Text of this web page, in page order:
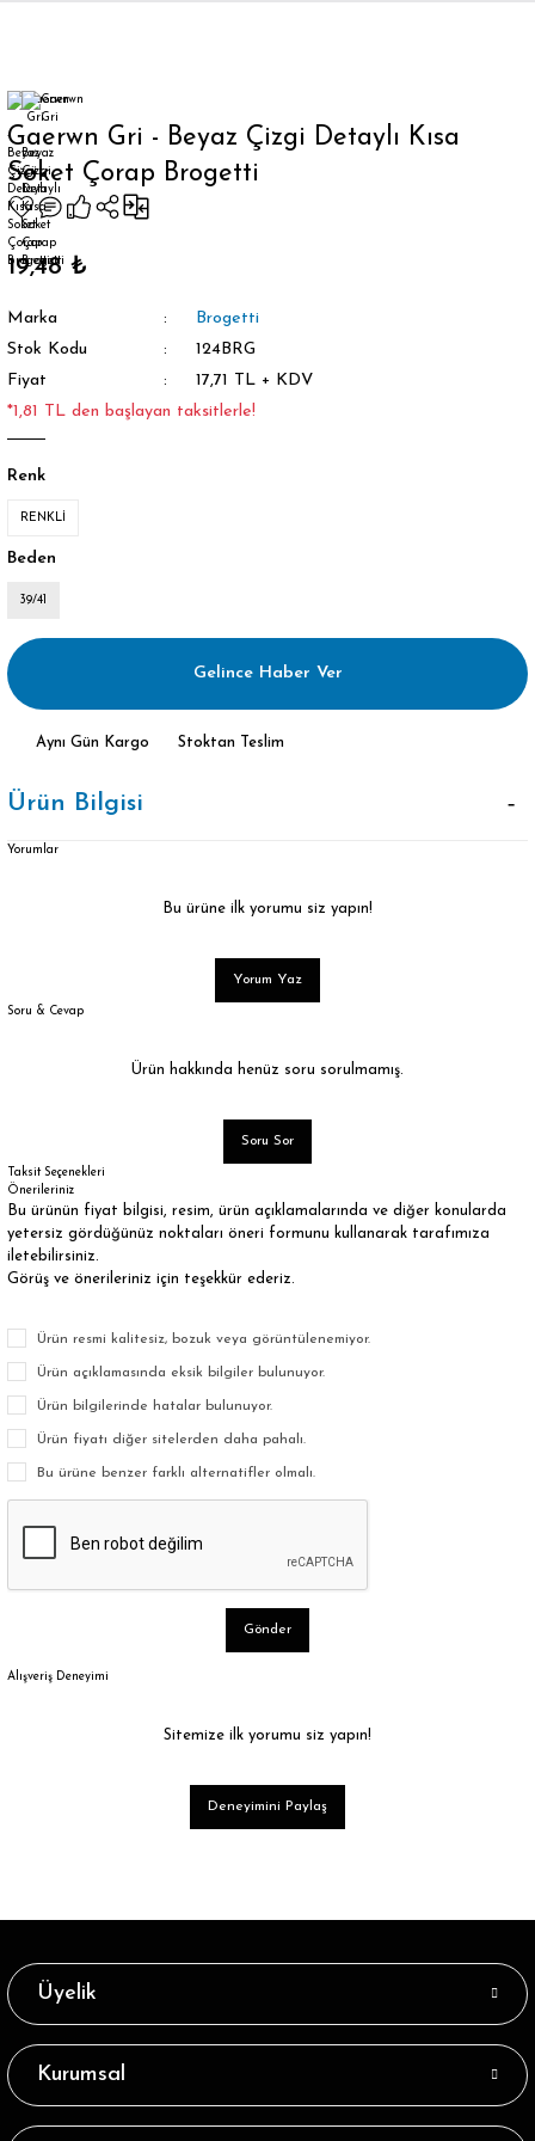
Gaerwn Gri - Beyaz Çizgi Detaylı Kısa
Soket Çorap Brogetti
19,48 ₺
Marka
Brogetti
Stok Kodu
124BRG
Fiyat
17,71 TL + KDV
*1,81 TL den başlayan taksitlerle!
Renk
RENKLİ
Beden
39/41
Gelince Haber Ver
Aynı Gün Kargo Stoktan Teslim
Ürün Bilgisi
Yorumlar
Bu ürüne ilk yorumu siz yapın!
Yorum Yaz
Soru & Cevap
Ürün hakkında henüz soru sorulmamış.
Soru Sor
Taksit Seçenekleri
Önerileriniz
Bu ürünün fiyat bilgisi, resim, ürün açıklamalarında ve diğer konularda
yetersiz gördüğünüz noktaları öneri formunu kullanarak tarafımıza
iletebilirsiniz.
Görüş ve önerileriniz için teşekkür ederiz.
Ürün resmi kalitesiz, bozuk veya görüntülenemiyor.
Ürün açıklamasında eksik bilgiler bulunuyor.
Ürün bilgilerinde hatalar bulunuyor.
Ürün fiyatı diğer sitelerden daha pahalı.
Bu ürüne benzer farklı alternatifler olmalı.
Gönder
Alışveriş Deneyimi
Sitemize ilk yorumu siz yapın!
Deneyimini Paylaş
Üyelik
Kurumsal